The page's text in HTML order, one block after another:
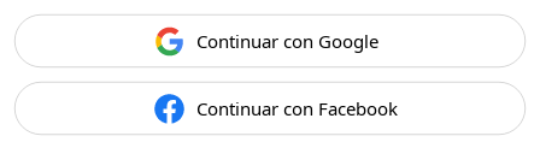
Continuar con Google
Continuar con Facebook